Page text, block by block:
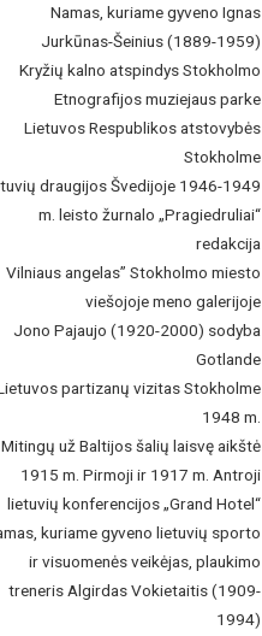
Namas, kuriame gyveno Ignas
Jurkūnas-Šeinius (1889-1959)
Kryžių kalno atspindys Stokholmo
Etnografijos muziejaus parke
Lietuvos Respublikos atstovybės
Stokholme
draugijos Švedijoje 1946-1949
m. leisto žurnalo „Pragiedruliai“
redakcija
Vilniaus angelas” Stokholmo miesto
viešojoje meno galerijoje
Jono Pajaujo (1920-2000) sodyba
Gotlande
partizanų vizitas Stokholme
1948 m.
Mitingų už Baltijos šalių laisvę aikštė
1915 m. Pirmoji ir 1917 m. Antroji
lietuvių konferencijos „Grand Hotel“
kuriame gyveno lietuvių sporto
ir visuomenės veikėjas, plaukimo
treneris Algirdas Vokietaitis (1909-
1994)